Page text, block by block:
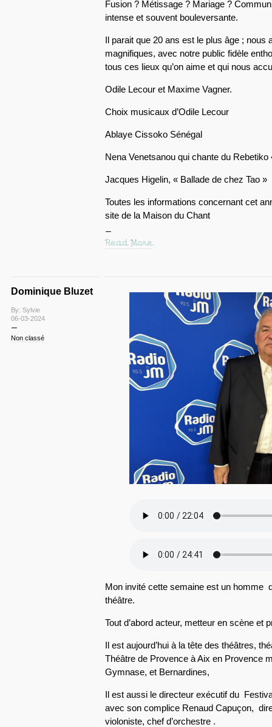
Fusion ? Métissage ? Mariage ?
intense et souvent bouleversante.
Il parait que 20 ans est le plus âge ; nous
magnifiques, avec notre public fidèle
tous ces lieux qu’on aime et qui nous
Odile Lecour et Maxime Vagner.
Choix musicaux d’Odile Lecour
Ablaye Cissoko Sénégal
Nena Venetsanou qui chante du Rebetiko
Jacques Higelin, « Ballade de chez Tao »
Toutes les informations concernant cet
site de la Maison du Chant
Read More
Dominique Bluzet
By: Sylvie
06-03-2024
Non classé
Mon invité cette semaine est un homme
théâtre.
Tout d’abord acteur, metteur en scène et
Il est aujourd’hui à la tête des théâtres,
Théâtre de Provence à Aix en Provence
Gymnase, et Bernardines,
Il est aussi le directeur exécutif du
avec son complice Renaud Capuçon,
violoniste, chef d’orchestre .